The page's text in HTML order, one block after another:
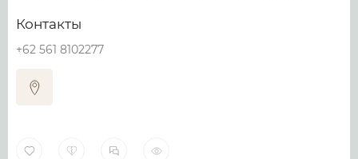
Контакты
+62 561 8102277